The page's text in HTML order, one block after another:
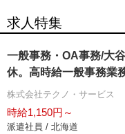
求人特集
一般事務・OA事務/大
休。高時給一般事務業
株式会社テクノ・サービス
時給1,150円～
派遣社員 / 北海道